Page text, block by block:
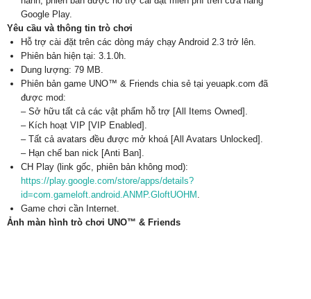
Google Play.
Yêu cầu và thông tin trò chơi
Hỗ trợ cài đặt trên các dòng máy chạy Android 2.3 trở lên.
Phiên bản hiện tại: 3.1.0h.
Dung lượng: 79 MB.
Phiên bản game UNO™ & Friends chia sẻ tại yeuapk.com đã
được mod:
– Sở hữu tất cả các vật phẩm hỗ trợ [All Items Owned].
– Kích hoạt VIP [VIP Enabled].
– Tất cả avatars đều được mở khoá [All Avatars Unlocked].
– Hạn chế ban nick [Anti Ban].
CH Play (link gốc, phiên bản không mod):
https://play.google.com/store/apps/details?
id=com.gameloft.android.ANMP.GloftUOHM .
Game chơi cần Internet.
Ảnh màn hình trò chơi UNO™ & Friends